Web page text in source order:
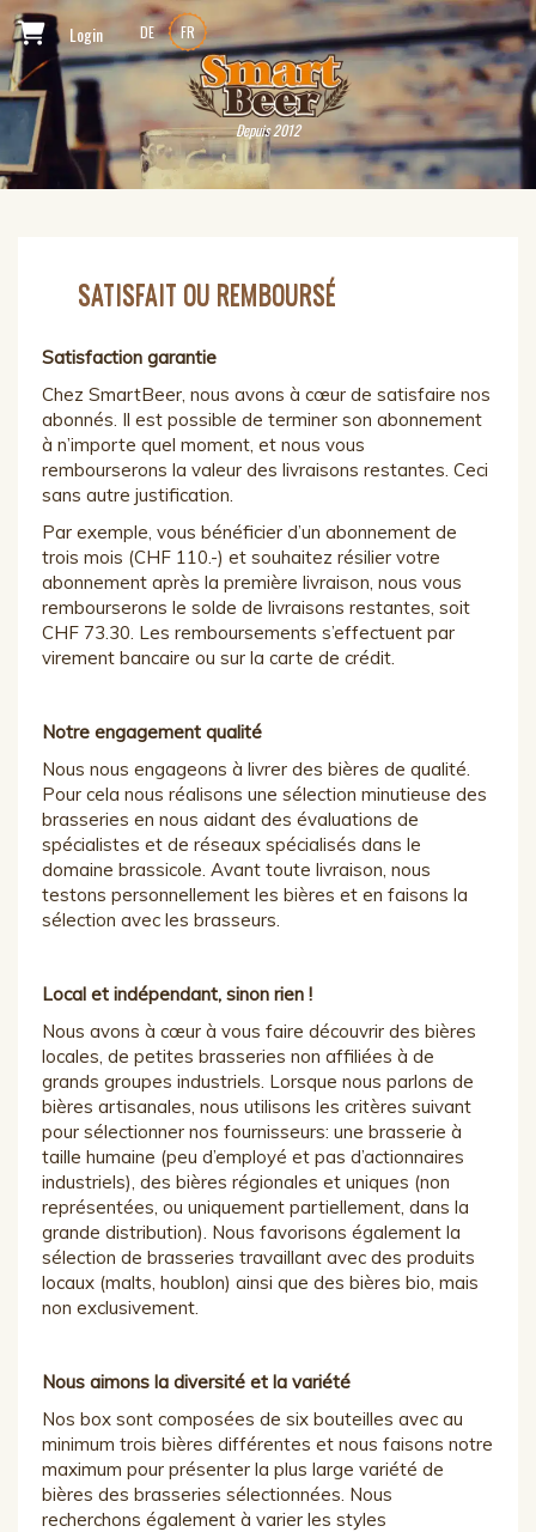
Login DE FR
Depuis 2012
SATISFAIT OU REMBOURSÉ
Satisfaction garantie
Chez SmartBeer, nous avons à cœur de satisfaire nos
abonnés. Il est possible de terminer son abonnement
à n’importe quel moment, et nous vous
rembourserons la valeur des livraisons restantes. Ceci
sans autre justification.
Par exemple, vous bénéficier d’un abonnement de
trois mois (CHF 110.-) et souhaitez résilier votre
abonnement après la première livraison, nous vous
rembourserons le solde de livraisons restantes, soit
CHF 73.30. Les remboursements s’effectuent par
virement bancaire ou sur la carte de crédit.
Notre engagement qualité
Nous nous engageons à livrer des bières de qualité.
Pour cela nous réalisons une sélection minutieuse des
brasseries en nous aidant des évaluations de
spécialistes et de réseaux spécialisés dans le
domaine brassicole. Avant toute livraison, nous
testons personnellement les bières et en faisons la
sélection avec les brasseurs.
Local et indépendant, sinon rien !
Nous avons à cœur à vous faire découvrir des bières
locales, de petites brasseries non affiliées à de
grands groupes industriels. Lorsque nous parlons de
bières artisanales, nous utilisons les critères suivant
pour sélectionner nos fournisseurs: une brasserie à
taille humaine (peu d’employé et pas d’actionnaires
industriels), des bières régionales et uniques (non
représentées, ou uniquement partiellement, dans la
grande distribution). Nous favorisons également la
sélection de brasseries travaillant avec des produits
locaux (malts, houblon) ainsi que des bières bio, mais
non exclusivement.
Nous aimons la diversité et la variété
Nos box sont composées de six bouteilles avec au
minimum trois bières différentes et nous faisons notre
maximum pour présenter la plus large variété de
bières des brasseries sélectionnées. Nous
recherchons également à varier les styles